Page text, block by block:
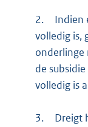
2.
Indien
volledig is,
onderlinge
de
volledig is
3.
Dreigt